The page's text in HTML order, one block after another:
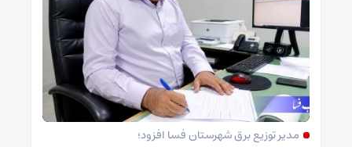
مدیر توزیع برق شهرستان فسا افزود؛